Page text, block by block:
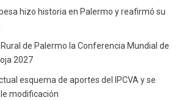
hizo historia en Palermo y reafirmó su
de Palermo la Conferencia Mundial de
2027
esquema de aportes del IPCVA y se
modificación